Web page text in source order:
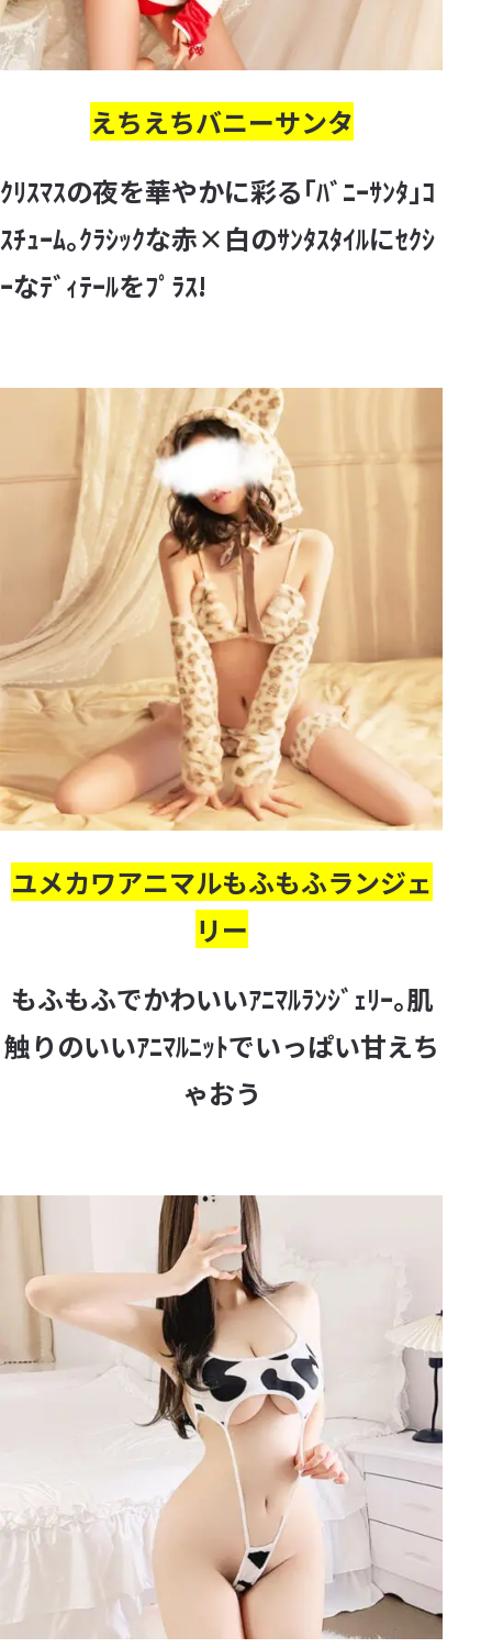
えちえちバニーサンタ
ｸﾘｽﾏｽの夜を華やかに彩る｢ﾊﾞﾆｰｻﾝﾀ｣ｺ
ｽﾁｭｰﾑ｡ｸﾗｼｯｸな赤×白のｻﾝﾀｽﾀｲﾙにｾｸｼ
ｰなﾃﾞｨﾃｰﾙをﾌﾟﾗｽ!
ユメカワアニマルもふもふランジェ
リー
もふもふでかわいいｱﾆﾏﾙﾗﾝｼﾞｪﾘｰ｡肌
触りのいいｱﾆﾏﾙﾆｯﾄでいっぱい甘えち
ゃおう